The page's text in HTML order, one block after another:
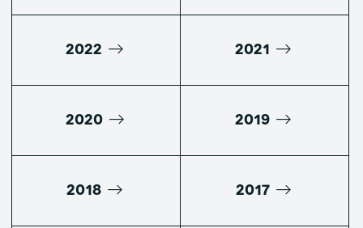
2022 2021
2020 2019
2018 2017